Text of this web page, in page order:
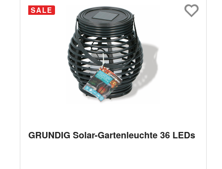
SALE
GRUNDIG Solar-Gartenleuchte 36 LEDs